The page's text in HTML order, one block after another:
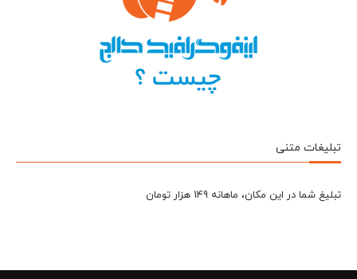
تبلیغات متنی
تبلیغ شما در این مکان، ماهانه 149 هزار تومان